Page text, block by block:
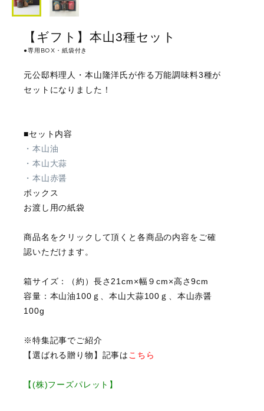
【ギフト】本山3種セット
●専用BOX・紙袋付き
元公邸料理人・本山隆洋氏が作る万能調味料3種が
セットになりました！
■セット内容
・本山油
・本山大蒜
・本山赤醤
ボックス
お渡し用の紙袋
商品名をクリックして頂くと各商品の内容をご確
認いただけます。
箱サイズ：（約）長さ21cm×幅９cm×高さ9cm
容量：本山油100ｇ、本山大蒜100ｇ、本山赤醤
100g
※特集記事でご紹介
【選ばれる贈り物】記事は こちら
【(株)フーズパレット】